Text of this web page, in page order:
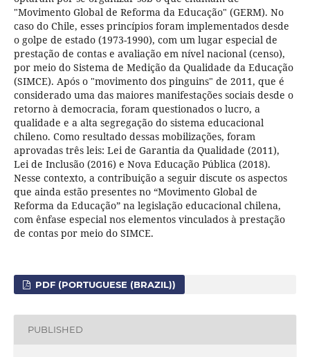
"Movimento Global de Reforma da Educação" (GERM). No
caso do Chile, esses princípios foram implementados desde
o golpe de estado (1973-1990), com um lugar especial de
prestação de contas e avaliação em nível nacional (censo),
por meio do Sistema de Medição da Qualidade da Educação
(SIMCE). Após o "movimento dos pinguins" de 2011, que é
considerado uma das maiores manifestações sociais desde o
retorno à democracia, foram questionados o lucro, a
qualidade e a alta segregação do sistema educacional
chileno. Como resultado dessas mobilizações, foram
aprovadas três leis: Lei de Garantia da Qualidade (2011),
Lei de Inclusão (2016) e Nova Educação Pública (2018).
Nesse contexto, a contribuição a seguir discute os aspectos
que ainda estão presentes no “Movimento Global de
Reforma da Educação” na legislação educacional chilena,
com ênfase especial nos elementos vinculados à prestação
de contas por meio do SIMCE.
PDF (PORTUGUESE (BRAZIL))
PUBLISHED